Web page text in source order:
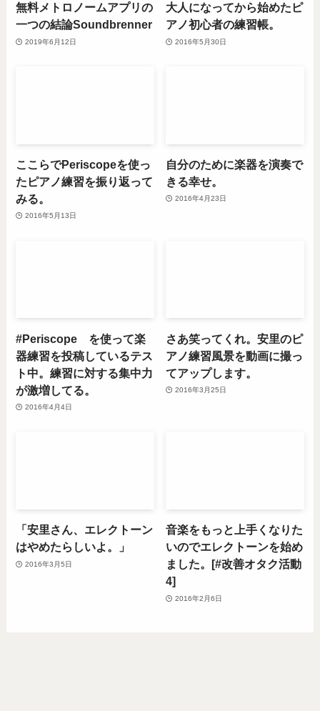
無料メトロノームアプリの
一つの結論Soundbrenner
2019年6月12日
大人になってから始めたピ
アノ初心者の練習帳。
2016年5月30日
ここらでPeriscopeを使っ
たピアノ練習を振り返って
みる。
2016年5月13日
自分のために楽器を演奏で
きる幸せ。
2016年4月23日
#Periscope を使って楽
器練習を投稿しているテス
ト中。練習に対する集中力
が激増してる。
2016年4月4日
さあ笑ってくれ。安里のピ
アノ練習風景を動画に撮っ
てアップします。
2016年3月25日
「安里さん、エレクトーン
はやめたらしいよ。」
2016年3月5日
音楽をもっと上手くなりた
いのでエレクトーンを始め
ました。[#改善オタク活動
4]
2016年2月6日